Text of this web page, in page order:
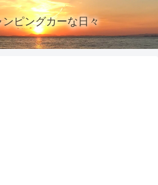
ピングカーな日々